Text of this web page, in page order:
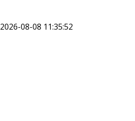
2026-08-08 11:35:52